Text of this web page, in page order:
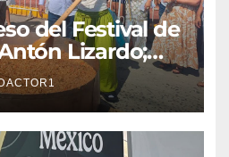
del Festival de
Lizardo;
y la